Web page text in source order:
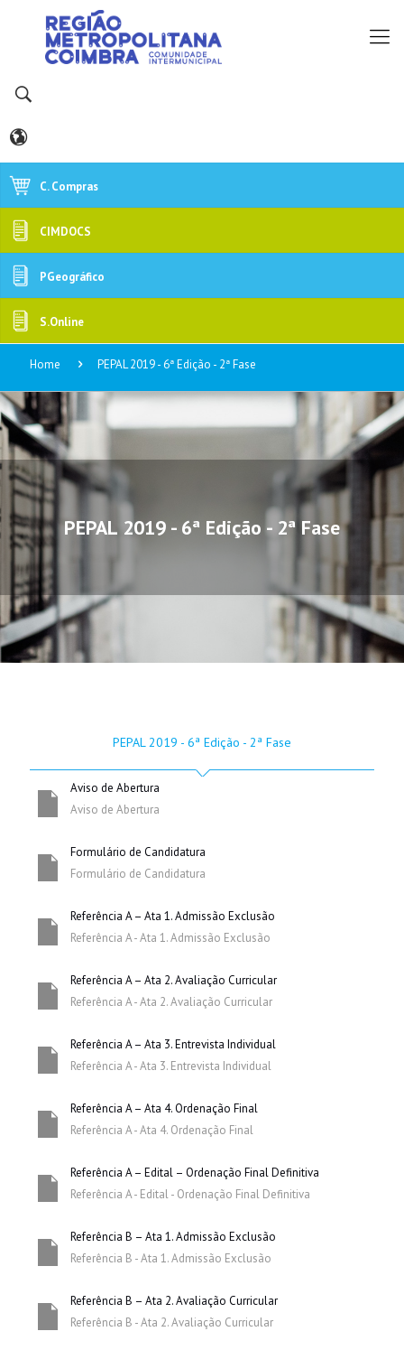
C. Compras
CIMDOCS
PGeográfico
S.Online
Home PEPAL 2019 - 6ª Edição - 2ª Fase
PEPAL 2019 - 6ª Edição - 2ª Fase
PEPAL 2019 - 6ª Edição - 2ª Fase
Aviso de Abertura
Aviso de Abertura
Formulário de Candidatura
Formulário de Candidatura
Referência A – Ata 1. Admissão Exclusão
Referência A - Ata 1. Admissão Exclusão
Referência A – Ata 2. Avaliação Curricular
Referência A - Ata 2. Avaliação Curricular
Referência A – Ata 3. Entrevista Individual
Referência A - Ata 3. Entrevista Individual
Referência A – Ata 4. Ordenação Final
Referência A - Ata 4. Ordenação Final
Referência A – Edital – Ordenação Final Definitiva
Referência A - Edital - Ordenação Final Definitiva
Referência B – Ata 1. Admissão Exclusão
Referência B - Ata 1. Admissão Exclusão
Referência B – Ata 2. Avaliação Curricular
Referência B - Ata 2. Avaliação Curricular